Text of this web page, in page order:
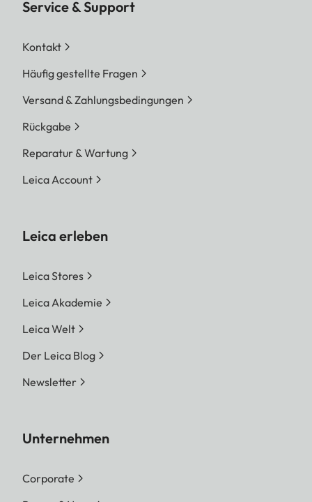
Service & Support
Kontakt
Häufig gestellte Fragen
Versand & Zahlungsbedingungen
Rückgabe
Reparatur & Wartung
Leica Account
Leica erleben
Leica Stores
Leica Akademie
Leica Welt
Der Leica Blog
Newsletter
Unternehmen
Corporate